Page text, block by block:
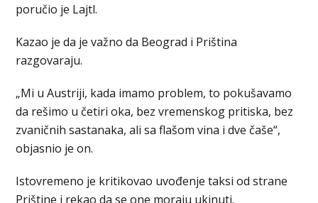
poručio je Lajtl.
Kazao je da je važno da Beograd i Priština
razgovaraju.
„Mi u Austriji, kada imamo problem, to pokušavamo
da rešimo u četiri oka, bez vremenskog pritiska, bez
zvaničnih sastanaka, ali sa flašom vina i dve čaše“,
objasnio je on.
Istovremeno je kritikovao uvođenje taksi od strane
Prištine i rekao da se one moraju ukinuti.